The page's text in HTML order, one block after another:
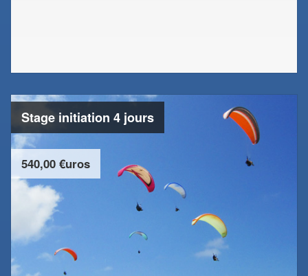
Stage initiation 4 jours
540,00 €uros